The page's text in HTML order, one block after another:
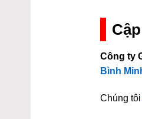
Công ty
Bình
Chúng